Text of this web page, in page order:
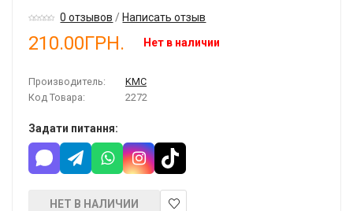
0 отзывов /Написать отзыв
210.00ГРН. Нет в наличии
Производитель:
KMC
Код Товара:
2272
Задати питання:
НЕТ В НАЛИЧИИ